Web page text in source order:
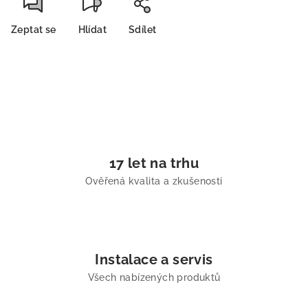
Zeptat se Hlídat Sdílet
17 let na trhu
Ověřená kvalita a zkušenosti
Instalace a servis
Všech nabízených produktů